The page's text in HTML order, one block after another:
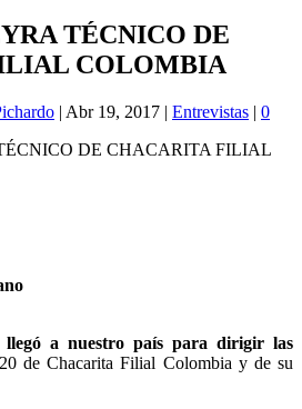
TÉCNICO DE
COLOMBIA
| Abr 19, 2017 | Entrevistas | 0
llegó a nuestro país para dirigir las
de Chacarita Filial Colombia y de su